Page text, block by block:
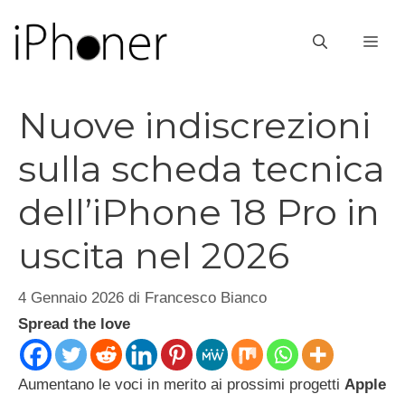
contenuto
Nuove indiscrezioni
sulla scheda tecnica
dell’iPhone 18 Pro in
uscita nel 2026
4 Gennaio 2026 di Francesco Bianco
Spread the love
Aumentano le voci in merito ai prossimi progetti Apple